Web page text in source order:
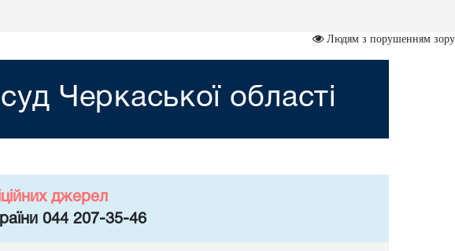
Людям з порушенням зору
Черкаської області
джерел
044 207-35-46